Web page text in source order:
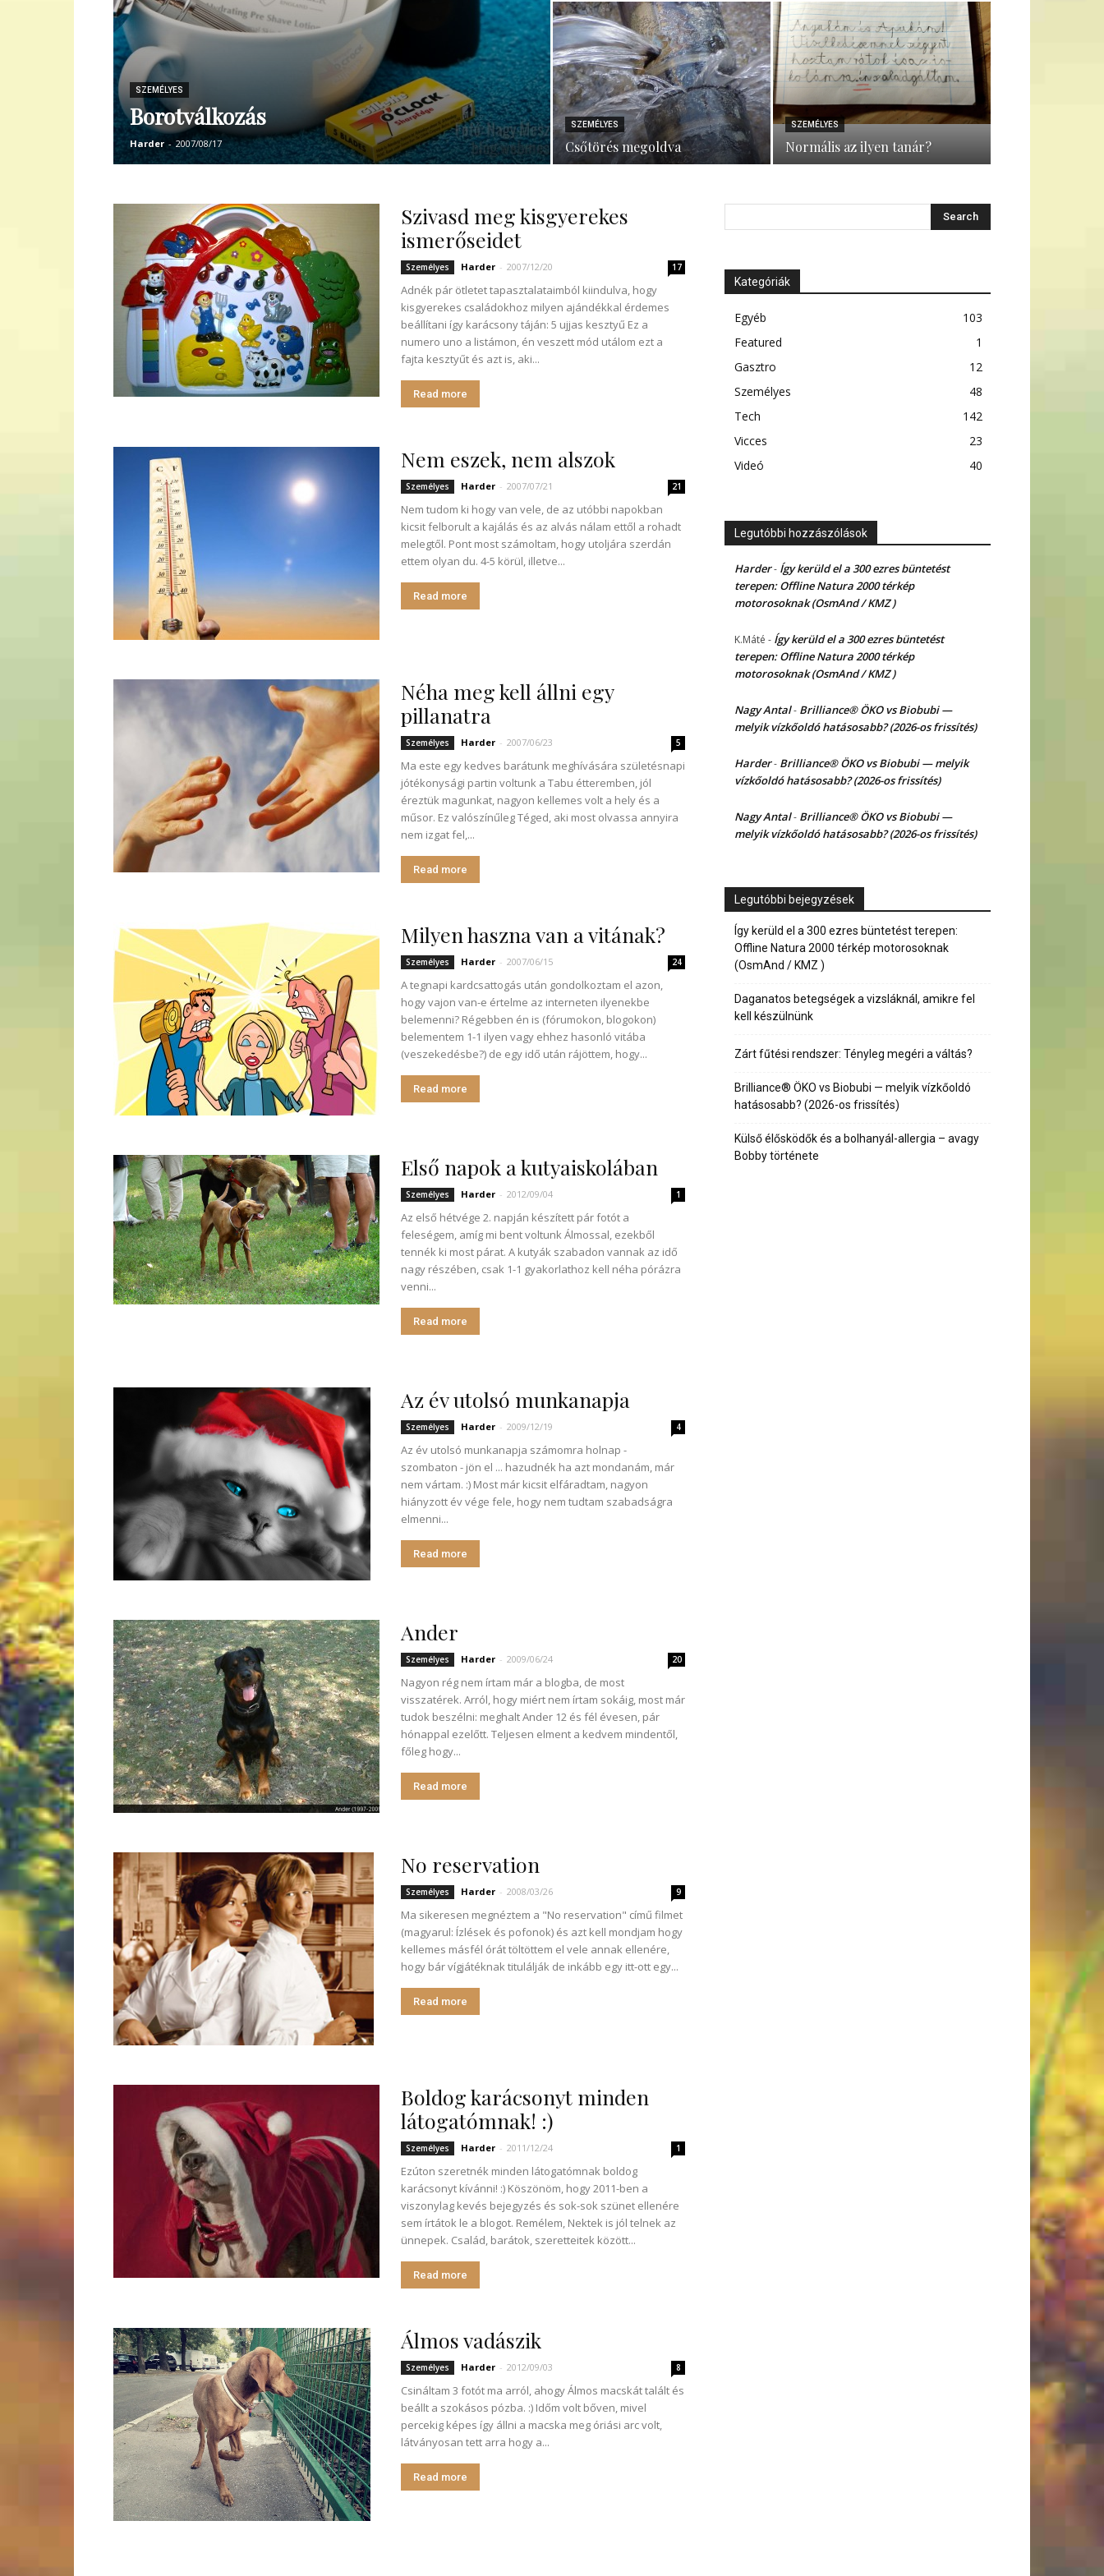
SZEMÉLYES
Borotválkozás
Harder - 2007/08/17
SZEMÉLYES
Csőtörés megoldva
SZEMÉLYES
Normális az ilyen tanár?
Szivasd meg kisgyerekes
ismerőseidet
Személyes Harder - 2007/12/20 17
Adnék pár ötletet tapasztalataimból kiindulva, hogy
kisgyerekes családokhoz milyen ajándékkal érdemes
beállítani így karácsony táján: 5 ujjas kesztyű Ez a
numero uno a listámon, én veszett mód utálom ezt a
fajta kesztyűt és azt is, aki...
Read more
Nem eszek, nem alszok
Személyes Harder - 2007/07/21 21
Nem tudom ki hogy van vele, de az utóbbi napokban
kicsit felborult a kajálás és az alvás nálam ettől a rohadt
melegtől. Pont most számoltam, hogy utoljára szerdán
ettem olyan du. 4-5 körül, illetve...
Read more
Néha meg kell állni egy
pillanatra
Személyes Harder - 2007/06/23 5
Ma este egy kedves barátunk meghívására születésnapi
jótékonysági partin voltunk a Tabu étteremben, jól
éreztük magunkat, nagyon kellemes volt a hely és a
műsor. Ez valószínűleg Téged, aki most olvassa annyira
nem izgat fel,...
Read more
Milyen haszna van a vitának?
Személyes Harder - 2007/06/15 24
A tegnapi kardcsattogás után gondolkoztam el azon,
hogy vajon van-e értelme az interneten ilyenekbe
belemenni? Régebben én is (fórumokon, blogokon)
belementem 1-1 ilyen vagy ehhez hasonló vitába
(veszekedésbe?) de egy idő után rájöttem, hogy...
Read more
Első napok a kutyaiskolában
Személyes Harder - 2012/09/04 1
Az első hétvége 2. napján készített pár fotót a
feleségem, amíg mi bent voltunk Álmossal, ezekből
tennék ki most párat. A kutyák szabadon vannak az idő
nagy részében, csak 1-1 gyakorlathoz kell néha pórázra
venni...
Read more
Az év utolsó munkanapja
Személyes Harder - 2009/12/19 4
Az év utolsó munkanapja számomra holnap -
szombaton - jön el ... hazudnék ha azt mondanám, már
nem vártam. :) Most már kicsit elfáradtam, nagyon
hiányzott év vége fele, hogy nem tudtam szabadságra
elmenni...
Read more
Ander
Személyes Harder - 2009/06/24 20
Nagyon rég nem írtam már a blogba, de most
visszatérek. Arról, hogy miért nem írtam sokáig, most már
tudok beszélni: meghalt Ander 12 és fél évesen, pár
hónappal ezelőtt. Teljesen elment a kedvem mindentől,
főleg hogy...
Read more
No reservation
Személyes Harder - 2008/03/26 9
Ma sikeresen megnéztem a "No reservation" című filmet
(magyarul: Ízlések és pofonok) és azt kell mondjam hogy
kellemes másfél órát töltöttem el vele annak ellenére,
hogy bár vígjátéknak titulálják de inkább egy itt-ott egy...
Read more
Boldog karácsonyt minden
látogatómnak! :)
Személyes Harder - 2011/12/24 1
Ezúton szeretnék minden látogatómnak boldog
karácsonyt kívánni! :) Köszönöm, hogy 2011-ben a
viszonylag kevés bejegyzés és sok-sok szünet ellenére
sem írtátok le a blogot. Remélem, Nektek is jól telnek az
ünnepek. Család, barátok, szeretteitek között...
Read more
Álmos vadászik
Személyes Harder - 2012/09/03 8
Csináltam 3 fotót ma arról, ahogy Álmos macskát talált és
beállt a szokásos pózba. :) Időm volt bőven, mivel
percekig képes így állni a macska meg óriási arc volt,
látványosan tett arra hogy a...
Read more
Kategóriák
Egyéb
103
Featured
1
Gasztro
12
Személyes
48
Tech
142
Vicces
23
Videó
40
Legutóbbi hozzászólások
Harder- Így kerüld el a 300 ezres büntetést
terepen: Offline Natura 2000 térkép
motorosoknak (OsmAnd / KMZ )
K.Máté - Így kerüld el a 300 ezres büntetést
terepen: Offline Natura 2000 térkép
motorosoknak (OsmAnd / KMZ )
Nagy Antal- Brilliance® ÖKO vs Biobubi —
melyik vízkőoldó hatásosabb? (2026-os frissítés)
Harder- Brilliance® ÖKO vs Biobubi — melyik
vízkőoldó hatásosabb? (2026-os frissítés)
Nagy Antal- Brilliance® ÖKO vs Biobubi —
melyik vízkőoldó hatásosabb? (2026-os frissítés)
Legutóbbi bejegyzések
Így kerüld el a 300 ezres büntetést terepen:
Offline Natura 2000 térkép motorosoknak
(OsmAnd / KMZ )
Daganatos betegségek a vizsláknál, amikre fel
kell készülnünk
Zárt fűtési rendszer: Tényleg megéri a váltás?
Brilliance® ÖKO vs Biobubi — melyik vízkőoldó
hatásosabb? (2026-os frissítés)
Külső élősködők és a bolhanyál-allergia – avagy
Bobby története